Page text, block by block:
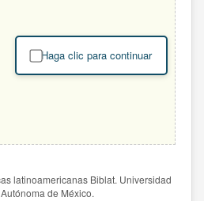
Haga clic para continuar
latinoamericanas Biblat. Universidad
de México.